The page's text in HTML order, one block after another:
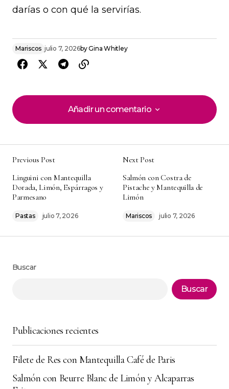
darías o con qué la servirías.
Mariscos julio 7, 2026byGina Whitley
Añadir un comentario
Añadir un comentario
publicada. Los campos obligatorios están
marcados con*
Comment*
comente.
Previous Post
Linguini con Mantequilla
Dorada, Limón, Espárragos y
Parmesano
Pastas julio 7, 2026
Next Post
Salmón con Costra de
Pistache y Mantequilla de
Limón
Mariscos julio 7, 2026
Buscar
Buscar
Publicaciones recientes
Filete de Res con Mantequilla Café de Paris
Salmón con Beurre Blanc de Limón y Alcaparras